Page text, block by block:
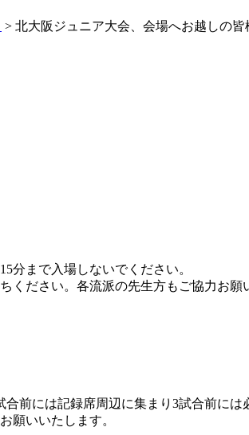
> 北大阪ジュニア大会、会場へお越しの
分まで入場しないでください。
ください。各流派の先生方もご協力お願
前には記録席周辺に集まり3試合前には
願いいたします。